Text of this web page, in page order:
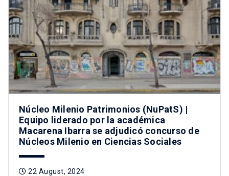
Núcleo Milenio Patrimonios (NuPatS) |
Equipo liderado por la académica
Macarena Ibarra se adjudicó concurso de
Núcleos Milenio en Ciencias Sociales
22 August, 2024